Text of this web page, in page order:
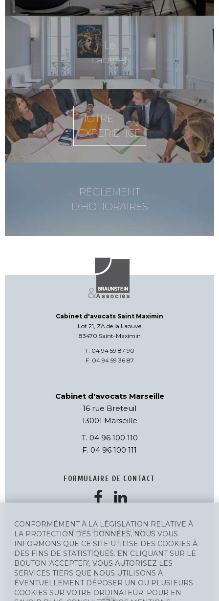
Le
cabinet
NOTRE
EXPERIENCE
RÈGLEMENT
D'HONORAIRES
Cabinet d'avocats Saint Maximin
Lot 21, ZA de la Laouve
83470 Saint-Maximin
T. 04 94 59 87 90
F. 04 94 59 36 87
Cabinet d'avocats Marseille
16 rue Breteuil
13001 Marseille
T. 04 96 100 110
F. 04 96 100 111
FORMULAIRE DE CONTACT
Cabinet d'avocats Briançon
22 rue centrale
05100 Briançon
T. 04 96 10 01 10
F. 04 96 10 01 11
CONFORMÉMENT À LA LÉGISLATION RELATIVE À
LA PROTECTION DES DONNÉES, NOUS VOUS
INFORMONS QUE CE SITE UTILISE DES COOKIES À
DES FINS DE STATISTIQUES. EN CLIQUANT SUR LE
BOUTON 'ACCEPTER', VOUS AUTORISEZ LES
SERVICES TIERS QUE NOUS UTILISONS À
ÉVENTUELLEMENT DÉPOSER UN OU PLUSIEURS
COOKIES SUR VOTRE ORDINATEUR. POUR EN